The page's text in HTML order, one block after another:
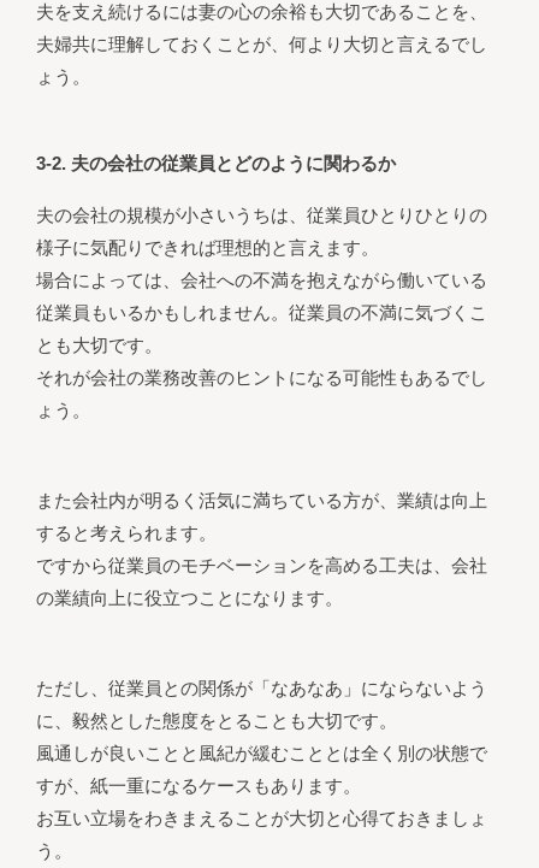
夫を支え続けるには妻の心の余裕も大切であることを、
夫婦共に理解しておくことが、何より大切と言えるでし
ょう。
3-2. 夫の会社の従業員とどのように関わるか
夫の会社の規模が小さいうちは、従業員ひとりひとりの
様子に気配りできれば理想的と言えます。
場合によっては、会社への不満を抱えながら働いている
従業員もいるかもしれません。従業員の不満に気づくこ
とも大切です。
それが会社の業務改善のヒントになる可能性もあるでし
ょう。
また会社内が明るく活気に満ちている方が、業績は向上
すると考えられます。
ですから従業員のモチベーションを高める工夫は、会社
の業績向上に役立つことになります。
ただし、従業員との関係が「なあなあ」にならないよう
に、毅然とした態度をとることも大切です。
風通しが良いことと風紀が緩むこととは全く別の状態で
すが、紙一重になるケースもあります。
お互い立場をわきまえることが大切と心得ておきましょ
う。